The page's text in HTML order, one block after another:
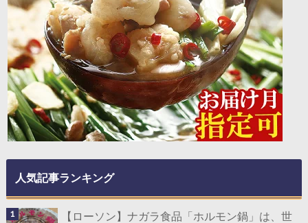
人気記事ランキング
【ローソン】ナガラ食品「ホルモン鍋」は、世